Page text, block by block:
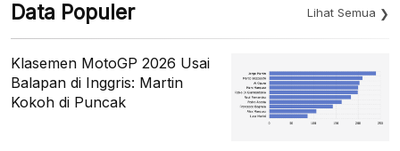
Data Populer Lihat Semua
Klasemen MotoGP 2026 Usai
Balapan di Inggris: Martin
Kokoh di Puncak